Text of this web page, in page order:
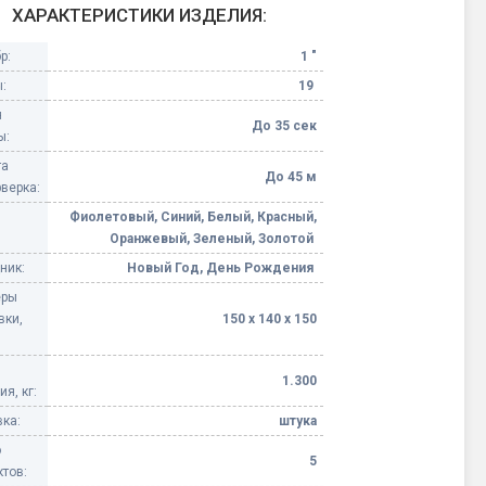
Небесные фонарики
Оборудование для
Елочные гирлянды
ХАРАКТЕРИСТИКИ ИЗДЕЛИЯ:
1 "
19
До 35 сек
До 45 м
Фиолетовый, Синий, Белый, Красный,
Оранжевый, Зеленый, Золотой
Новый Год, День Рождения
150 х 140 х 150
кг:
1.300
штука
5